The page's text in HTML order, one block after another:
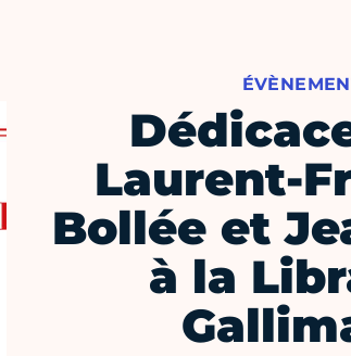
Laurent-
Bollée et
à la